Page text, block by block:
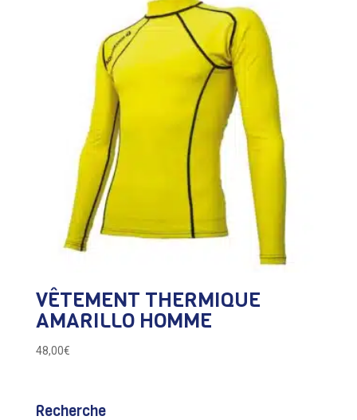
34,00€
VÊTEMENT THERMIQUE
AMARILLO HOMME
48,00€
Recherche